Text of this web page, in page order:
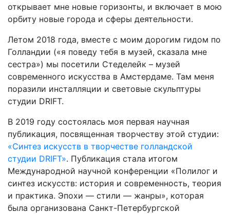
Консерватория
Римского-
—
Университет
Мюнстера:
мысль
и
знают
пределов!
открывает мне новые горизонты, и включает в мою
орбиту новые города и сферы деятельности.
Летом 2018 года, вместе с моим дорогим гидом по
Голландии («я поведу тебя в музей, сказала мне
сестра») мы посетили Стеделейк – музей
современного искусства в Амстердаме. Там меня
поразили инсталляции и световые скульптуры
студии DRIFT.
В 2019 году состоялась моя первая научная
публикация, посвященная творчеству этой студии:
«Синтез искусств в творчестве голландской
студии DRIFT». Публикация стала итогом
Международной научной конференции «Полилог и
синтез искусств: история и современность, теория
и практика. Эпохи — стили — жанры», которая
была организована Cанкт-Петербургской